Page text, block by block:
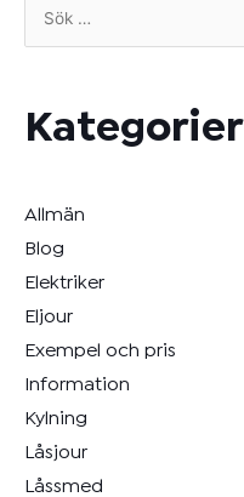
Sök
Kategorier
Allmän
Blog
Elektriker
Eljour
Exempel och pris
Information
Kylning
Låsjour
Låssmed